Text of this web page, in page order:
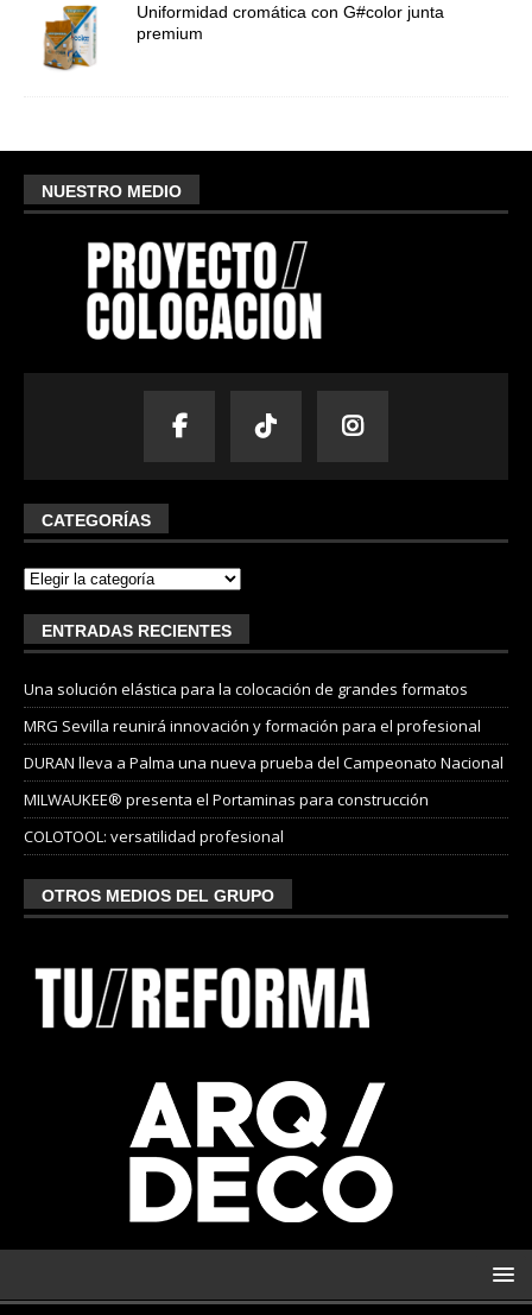
Uniformidad cromática con G#color junta
premium
NUESTRO MEDIO
CATEGORÍAS
ENTRADAS RECIENTES
Una solución elástica para la colocación de grandes formatos
MRG Sevilla reunirá innovación y formación para el profesional
DURAN lleva a Palma una nueva prueba del Campeonato Nacional
MILWAUKEE® presenta el Portaminas para construcción
COLOTOOL: versatilidad profesional
OTROS MEDIOS DEL GRUPO